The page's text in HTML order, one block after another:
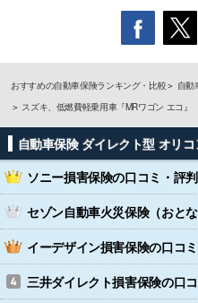
おすすめの自動車保険ランキング・比較
自動
スズキ、低燃費軽乗用車『MRワゴン エコ』
自動車保険 ダイレクト型 オリ
ソニー損害保険の口コミ・評判
セゾン自動車火災保険（おと
イーデザイン損害保険の口コ
三井ダイレクト損害保険の口